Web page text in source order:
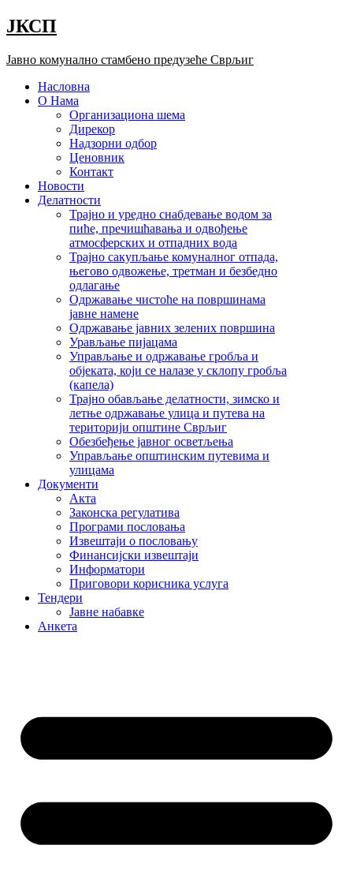
Скочите
на
ЈКСП
Јавно комунално стамбено предузеће Сврљиг
Насловна
О Нама
Организациона шема
Дирекор
Надзорни одбор
Ценовник
Контакт
Новости
Делатности
Трајно и уредно снабдевање водом за
пиће, пречишћавања и одвођење
атмосферских и отпадних вода
Трајно сакупљање комуналног отпада,
његово одвожење, третман и безбедно
одлагање
Одржавање чистоће на површинама
јавне намене
Одржавање јавних зелених површина
Урављање пијацама
Управљање и одржавање гробља и
објеката, који се налазе у склопу гробља
(капела)
Трајно обављање делатности, зимско и
летње одржавање улица и путева на
територији општине Сврљиг
Обезбеђење јавног осветљења
Управљање општинским путевима и
улицама
Документи
Акта
Законска регулатива
Програми пословања
Извештаји о пословању
Финансијски извештаји
Информатори
Приговори корисника услуга
Тендери
Јавне набавке
Анкета